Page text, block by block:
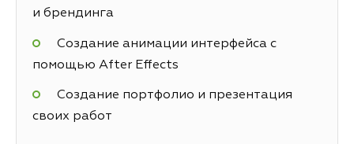
и брендинга
Создание анимации интерфейса с
помощью After Effects
Создание портфолио и презентация
своих работ